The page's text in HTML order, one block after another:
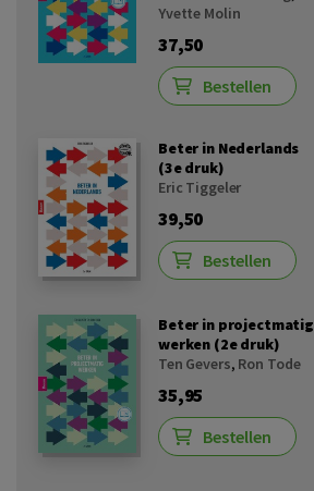
Yvette Molin
37,50
Bestellen
Beter in Nederlands
(3e druk)
Eric Tiggeler
39,50
Bestellen
Beter in projectmatig
werken (2e druk)
Ten Gevers, Ron Tode
35,95
Bestellen